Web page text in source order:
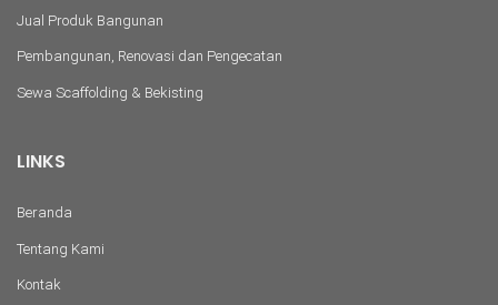
Jual Produk Bangunan
Pembangunan, Renovasi dan Pengecatan
Sewa Scaffolding & Bekisting
LINKS
Beranda
Tentang Kami
Kontak